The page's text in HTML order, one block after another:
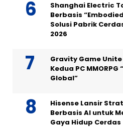
Shanghai Electric
Berbasis
Solusi Pabrik
2026
Gravity Game Unite
Kedua PC
Global”
Hisense Lansir
Berbasis AI untuk
Gaya Hidup Cerdas